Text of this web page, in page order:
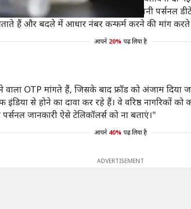
कोरोना वैक्सीन लगवाने के लिए उन्हें अपनी पर्सनल
हैं और बदले में आधार नंबर कन्फर्म करने की मांग करते
आपने 20% पढ़ लिया है
OTP मांगते हैं, जिसके बाद फ्रॉड को अंजाम दिया
से होने का दावा कर रहे हैं। वे वरिष्ठ नागरिकों
जानकारी ऐसे टेलिकॉलर्स को ना बताएं।"
आपने 40% पढ़ लिया है
ADVERTISEMENT